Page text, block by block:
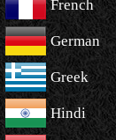
French
German
Greek
Hindi